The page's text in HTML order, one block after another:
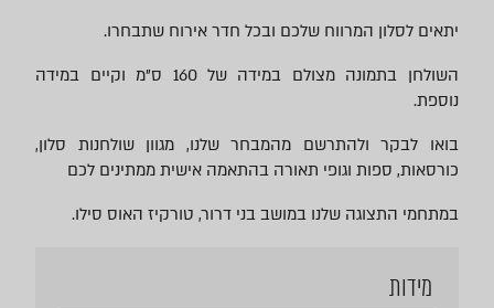
יתאים לסלון המרווח שלכם ובכל חדר אירוח שתבחרו.
השולחן בתמונה מצולם במידה של 160 ס"מ וקיים במידה
נוספת.
בואו לבקר ולהתרשם מהמבחר שלנו, מגוון שולחנות סלון,
כורסאות, ספות וגופי תאורה בהתאמה אישית ממתינים לכם
במתחמי התצוגה שלנו במושב בני דרור, טורקיז האוס סילו.
מידות